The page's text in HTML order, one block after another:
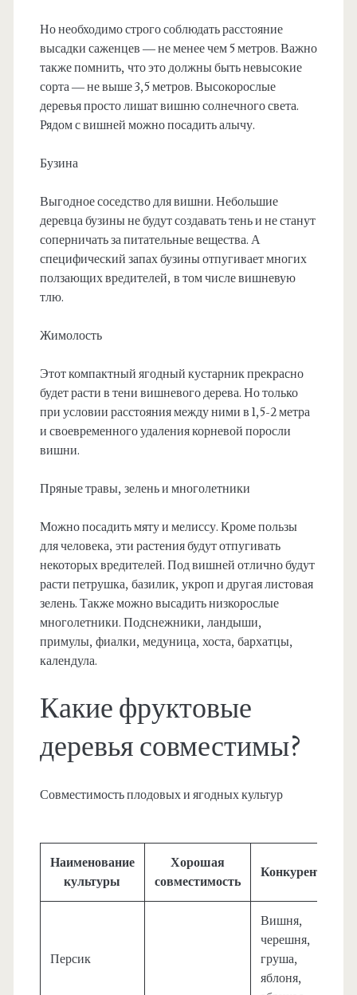
Но необходимо строго соблюдать расстояние
высадки саженцев — не менее чем 5 метров. Важно
также помнить, что это должны быть невысокие
сорта — не выше 3,5 метров. Высокорослые
деревья просто лишат вишню солнечного света.
Рядом с вишней можно посадить алычу.
Бузина
Выгодное соседство для вишни. Небольшие
деревца бузины не будут создавать тень и не станут
соперничать за питательные вещества. А
специфический запах бузины отпугивает многих
ползающих вредителей, в том числе вишневую
тлю.
Жимолость
Этот компактный ягодный кустарник прекрасно
будет расти в тени вишневого дерева. Но только
при условии расстояния между ними в 1,5-2 метра
и своевременного удаления корневой поросли
вишни.
Пряные травы, зелень и многолетники
Можно посадить мяту и мелиссу. Кроме пользы
для человека, эти растения будут отпугивать
некоторых вредителей. Под вишней отлично будут
расти петрушка, базилик, укроп и другая листовая
зелень. Также можно высадить низкорослые
многолетники. Подснежники, ландыши,
примулы, фиалки, медуница, хоста, бархатцы,
календула.
Какие фруктовые
деревья совместимы?
Совместимость плодовых и ягодных культур
Наименование
культуры
Хорошая
совместимость
Конкуренты
Персик
Вишня,
черешня,
груша,
яблоня,